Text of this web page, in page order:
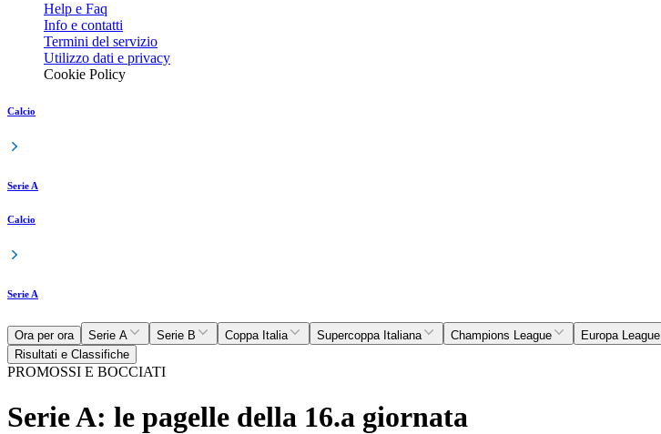
Help e Faq
Info e contatti
Termini del servizio
Utilizzo dati e privacy
Cookie Policy
Calcio
Serie A
Calcio
Serie A
Ora per ora Serie A Serie B Coppa Italia Supercoppa Italiana Champions League Europa League
Risultati e Classifiche
PROMOSSI E BOCCIATI
Serie A: le pagelle della 16.a giornata